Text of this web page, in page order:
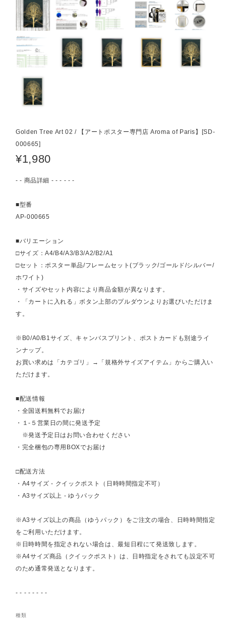
Golden Tree Art 02 / 【アートポスター専門店 Aroma of Paris】[SD-
000665]
¥1,980
- - 商品詳細 - - - - - -
■型番
AP-000665
■バリエーション
□サイズ：A4/B4/A3/B3/A2/B2/A1
□セット：ポスター単品/フレームセット(ブラック/ゴールド/シルバー/
ホワイト)
・サイズやセット内容により商品金額が異なります。
・「カートに入れる」ボタン上部のプルダウンよりお選びいただけま
す。
※B0/A0/B1サイズ、キャンバスプリント、ポストカードも別途ライ
ンナップ。
お買い求めは「カテゴリ」→「規格外サイズアイテム」からご購入い
ただけます。
■配送情報
・全国送料無料でお届け
・１-５営業日の間に発送予定
※発送予定日はお問い合わせください
・完全梱包の専用BOXでお届け
□配送方法
・A4サイズ - クイックポスト（日時時間指定不可）
・A3サイズ以上 - ゆうパック
※A3サイズ以上の商品（ゆうパック）をご注文の場合、日時時間指定
をご利用いただけます。
※日時時間を指定されない場合は、最短日程にて発送致します。
※A4サイズ商品（クイックポスト）は、日時指定をされても設定不可
のため通常発送となります。
- - - - - - - -
種類